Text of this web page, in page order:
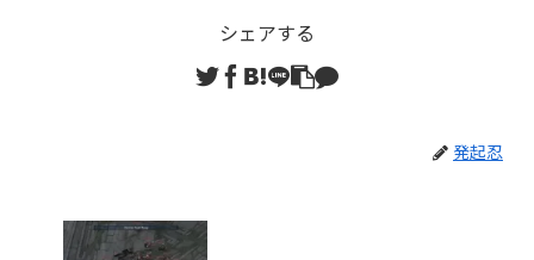
シェアする
発起忍